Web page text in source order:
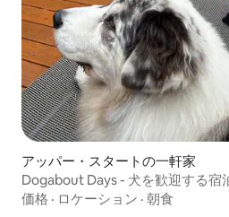
アッパー・スタートの一軒家
Dogabout Days - 犬を歓迎する宿
価格 · ロケーション · 朝食